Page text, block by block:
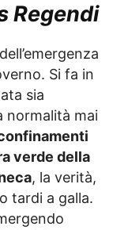
Regendi
Si fa in
sia
normalità mai
verde della
, la verità,
tardi a galla.